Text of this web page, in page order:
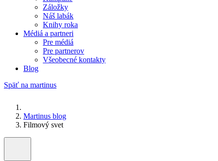
Záložky
Náš labák
Knihy roka
Médiá a partneri
Pre médiá
Pre partnerov
Všeobecné kontakty
Blog
Späť na martinus
Martinus blog
Filmový svet